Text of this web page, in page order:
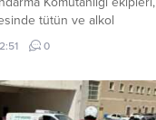
tütün ve alkol
yürüttüğü kapsamlı
binlerce paket
çok sayıda şahıs
süreç başlatıldı. Haber
0